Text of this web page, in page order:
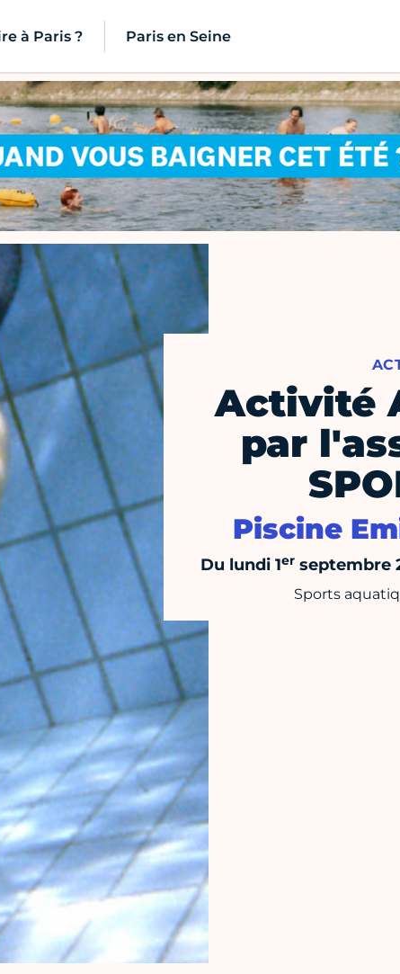
à Paris ? Paris en Seine
Activité
par
Piscine
Du lundi 1erseptembre
Sports